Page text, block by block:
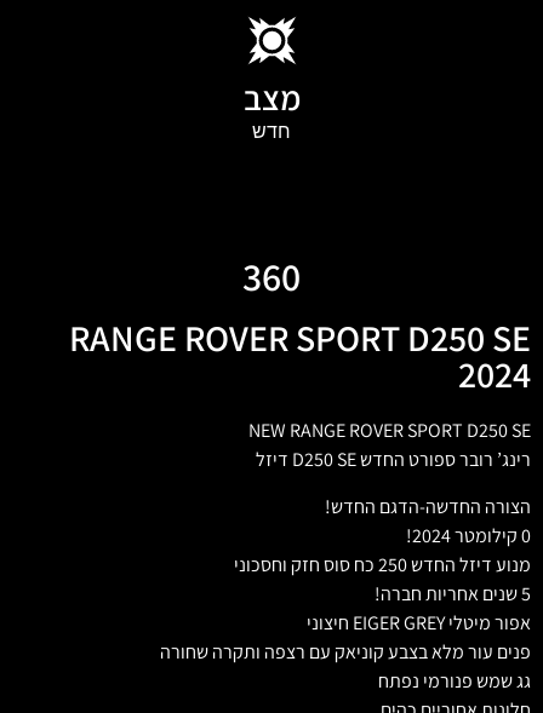
מצב
חדש
360
RANGE ROVER SPORT D250 SE
2024
NEW RANGE ROVER SPORT D250 SE
רינג’ רובר ספורט החדש D250 SE דיזל
הצורה החדשה-הדגם החדש!
0 קילומטר 2024!
מנוע דיזל החדש 250 כח סוס חזק וחסכוני
5 שנים אחריות חברה!
אפור מיטלי EIGER GREY חיצוני
פנים עור מלא בצבע קוניאק עם רצפה ותקרה שחורה
גג שמש פנורמי נפתח